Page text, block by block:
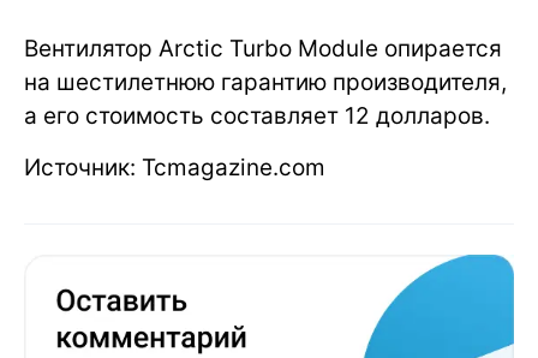
Вентилятор Arctic Turbo Module опирается
на шестилетнюю гарантию производителя,
а его стоимость составляет 12 долларов.
Источник: Tcmagazine.com